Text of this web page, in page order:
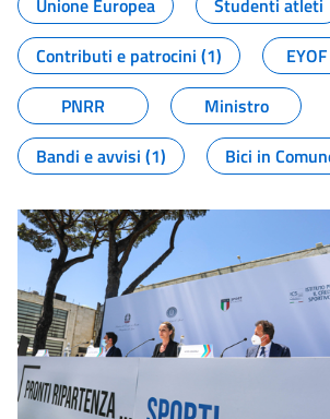
Unione Europea
Studenti atleti
Contributi e patrocini (1)
PNRR
Ministro
Bandi e avvisi (1)
Bici in